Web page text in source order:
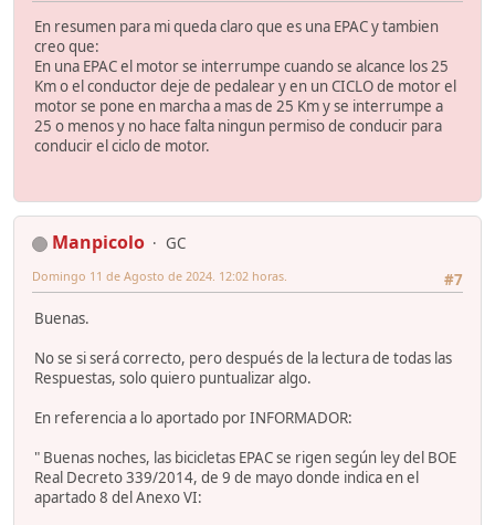
En resumen para mi queda claro que es una EPAC y tambien
creo que:
En una EPAC el motor se interrumpe cuando se alcance los 25
Km o el conductor deje de pedalear y en un CICLO de motor el
motor se pone en marcha a mas de 25 Km y se interrumpe a
25 o menos y no hace falta ningun permiso de conducir para
conducir el ciclo de motor.
Manpicolo
GC
#7
Domingo 11 de Agosto de 2024. 12:02 horas.
Buenas.
No se si será correcto, pero después de la lectura de todas las
Respuestas, solo quiero puntualizar algo.
En referencia a lo aportado por INFORMADOR:
" Buenas noches, las bicicletas EPAC se rigen según ley del BOE
Real Decreto 339/2014, de 9 de mayo donde indica en el
apartado 8 del Anexo VI: